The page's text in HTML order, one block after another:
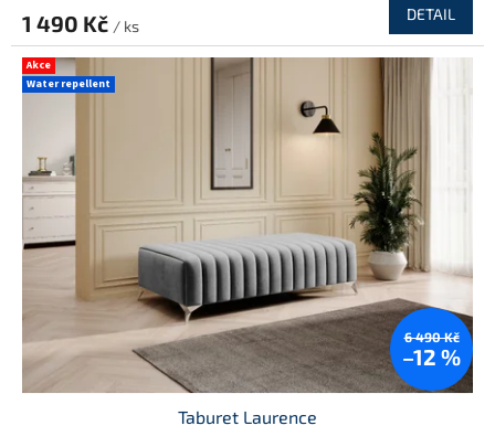
1 490 Kč / ks
DETAIL
Akce
Water repellent
6 490 Kč
–12 %
Taburet Laurence